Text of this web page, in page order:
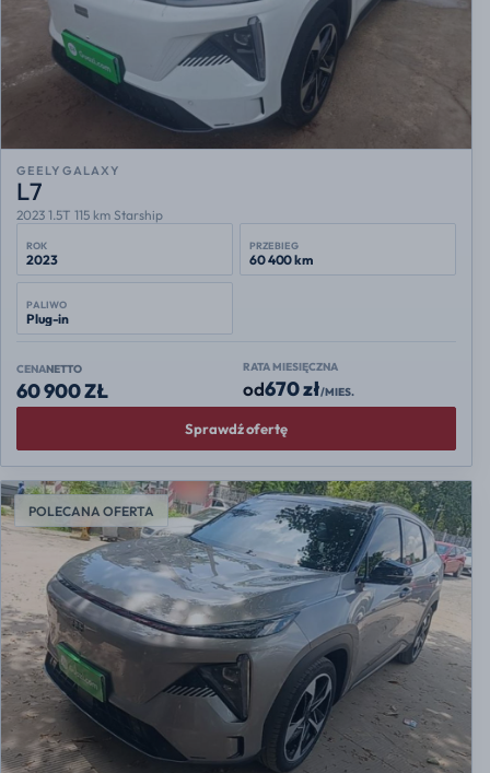
GEELY GALAXY
L7
2023 1.5T 115 km Starship
ROK
2023
PRZEBIEG
60 400 km
PALIWO
Plug-in
CENANETTO
60 900 ZŁ
RATA MIESIĘCZNA
od670 zł/MIES.
Sprawdź ofertę
POLECANA OFERTA